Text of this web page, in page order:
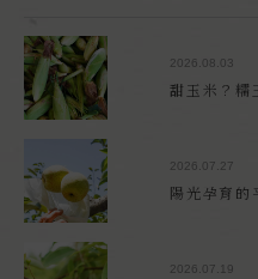
2026.08.03
甜玉米？糯
2026.07.27
陽光孕育的
2026.07.19